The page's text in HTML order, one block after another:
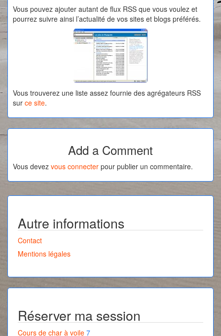
Vous pouvez ajouter autant de flux RSS que vous voulez et
pourrez suivre ainsi l’actualité de vos sites et blogs préférés.
Vous trouverez une liste assez fournie des agrégateurs RSS
sur ce site.
Add a Comment
Vous devez vous connecter pour publier un commentaire.
Autre informations
Contact
Mentions légales
Réserver ma session
Cours de char à voile 7